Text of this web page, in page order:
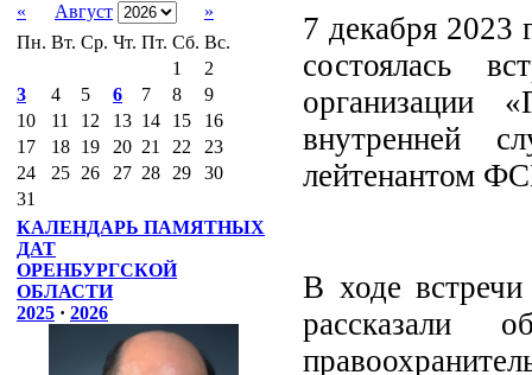
«
Август
»
Пн. Вт. Ср. Чт. Пт. Сб. Вс.
1
2
3
4 5 6 7 8
9
10
11 12 13 14 15
16
17
18 19 20 21 22
23
24
25 26 27 28 29
30
31
КАЛЕНДАРЬ ПАМЯТНЫХ
ДАТ
ОРЕНБУРГСКОЙ
ОБЛАСТИ
2025 · 2026
7 декабря 2023
состоялась
организации
внутренней
лейтенантом
В ходе